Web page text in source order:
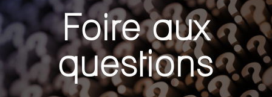
Foire aux
questions